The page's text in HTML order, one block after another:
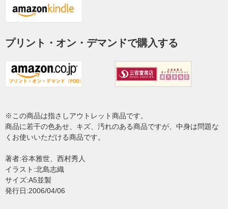
プリント・オン・デマンドで購入する
※この商品は指さしアウトレット商品です。
商品に若干の色あせ、キズ、汚れのある商品ですが、中身は問題な
くお使いいただける商品です。
著者:谷本雅世、西村秀人
イラスト:北島志織
サイズ:A5並製
発行日:2006/04/06